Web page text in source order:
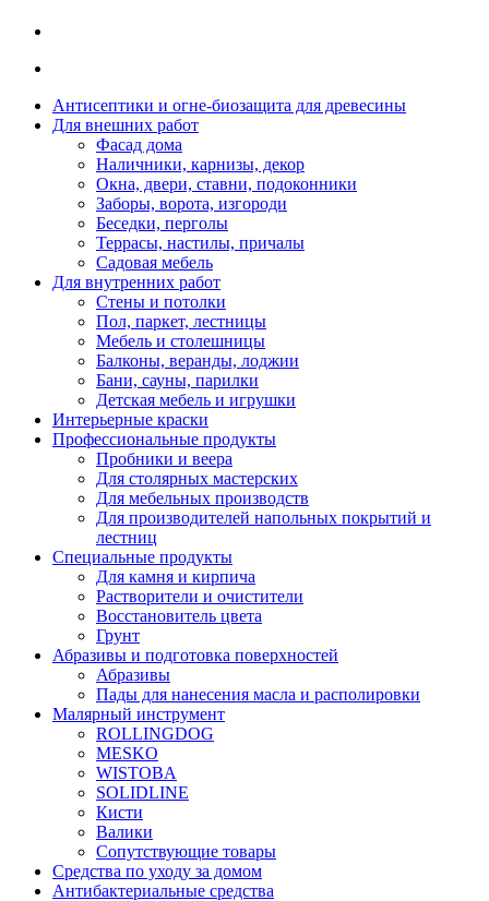
Антисептики и огне-биозащита для древесины
Для внешних работ
Фасад дома
Наличники, карнизы, декор
Окна, двери, ставни, подоконники
Заборы, ворота, изгороди
Беседки, перголы
Террасы, настилы, причалы
Садовая мебель
Для внутренних работ
Стены и потолки
Пол, паркет, лестницы
Мебель и столешницы
Балконы, веранды, лоджии
Бани, сауны, парилки
Детская мебель и игрушки
Интерьерные краски
Профессиональные продукты
Пробники и веера
Для столярных мастерских
Для мебельных производств
Для производителей напольных покрытий и
лестниц
Специальные продукты
Для камня и кирпича
Растворители и очистители
Восстановитель цвета
Грунт
Абразивы и подготовка поверхностей
Абразивы
Пады для нанесения масла и располировки
Малярный инструмент
ROLLINGDOG
MESKO
WISTOBA
SOLIDLINE
Кисти
Валики
Сопутствующие товары
Средства по уходу за домом
Антибактериальные средства